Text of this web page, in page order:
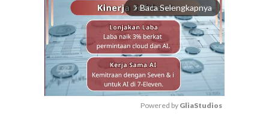
arrow_forward_ios Baca Selengkapnya
Powered by GliaStudios